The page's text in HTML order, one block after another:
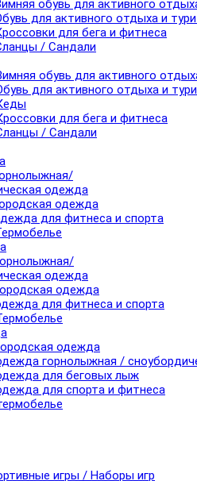
обувь для активного
для активного отдыха и
для бега и фитнеса
/ Сандали
обувь для активного
для активного отдыха и
для бега и фитнеса
/ Сандали
одежда
одежда
для фитнеса и спорта
одежда
одежда
для фитнеса и спорта
одежда
горнолыжная /
для беговых лыж
для спорта и фитнеса
игры / Наборы игр